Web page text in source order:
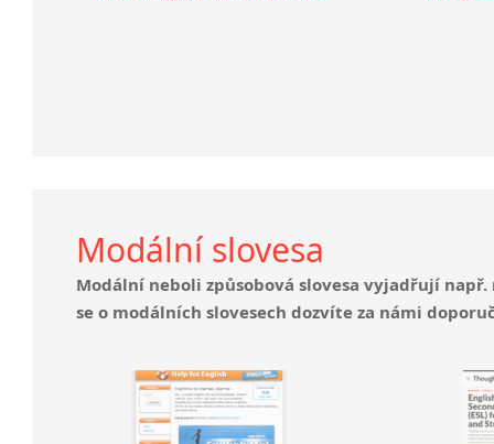
Modální slovesa
Modální neboli způsobová slovesa vyjadřují
se o modálních slovesech dozvíte za námi